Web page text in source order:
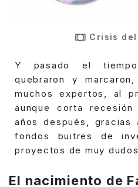
Crisis del
Y pasado el
quebraron y
muchos expertos, al
aunque corta
años después,
fondos buitres de
proyectos de muy
El nacimiento de